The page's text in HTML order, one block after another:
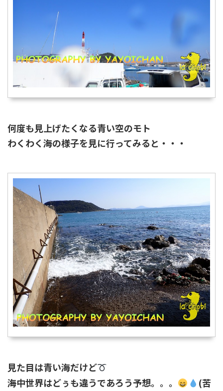
何度も見上げたくなる青い空のモト
わくわく海の様子を見に行ってみると・・・
見た目は青い海だけど
海中世界はどぅも違うであろう予想。。。
(苦